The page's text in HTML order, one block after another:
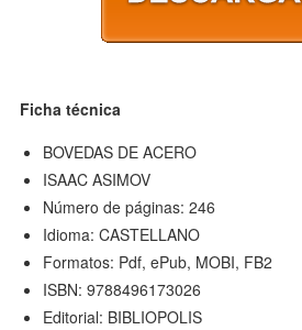
Ficha técnica
BOVEDAS DE ACERO
ISAAC ASIMOV
Número de páginas: 246
Idioma: CASTELLANO
Formatos: Pdf, ePub, MOBI, FB2
ISBN: 9788496173026
Editorial: BIBLIOPOLIS